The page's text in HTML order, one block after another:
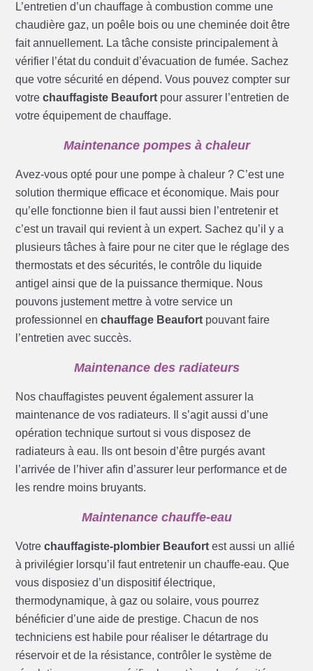
L’entretien d’un chauffage à combustion comme une
chaudière gaz, un poêle bois ou une cheminée doit être
fait annuellement. La tâche consiste principalement à
vérifier l’état du conduit d’évacuation de fumée. Sachez
que votre sécurité en dépend. Vous pouvez compter sur
votrechauffagiste Beaufort pour assurer l’entretien de
votre équipement de chauffage.
Maintenance pompes à chaleur
Avez-vous opté pour une pompe à chaleur ? C’est une
solution thermique efficace et économique. Mais pour
qu’elle fonctionne bien il faut aussi bien l’entretenir et
c’est un travail qui revient à un expert. Sachez qu’il y a
plusieurs tâches à faire pour ne citer que le réglage des
thermostats et des sécurités, le contrôle du liquide
antigel ainsi que de la puissance thermique. Nous
pouvons justement mettre à votre service un
professionnel enchauffage Beaufort pouvant faire
l’entretien avec succès.
Maintenance des radiateurs
Nos chauffagistes peuvent également assurer la
maintenance de vos radiateurs. Il s’agit aussi d’une
opération technique surtout si vous disposez de
radiateurs à eau. Ils ont besoin d’être purgés avant
l’arrivée de l’hiver afin d’assurer leur performance et de
les rendre moins bruyants.
Maintenance chauffe-eau
Votrechauffagiste-plombier Beaufort est aussi un allié
à privilégier lorsqu’il faut entretenir un chauffe-eau. Que
vous disposiez d’un dispositif électrique,
thermodynamique, à gaz ou solaire, vous pourrez
bénéficier d’une aide de prestige. Chacun de nos
techniciens est habile pour réaliser le détartrage du
réservoir et de la résistance, contrôler le système de